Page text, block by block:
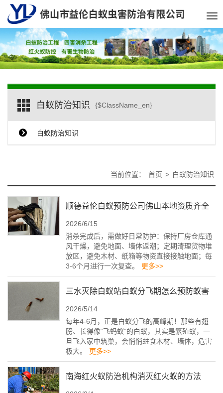
白蚁防治知识 {$ClassName_en}
白蚁防治知识
当前位置： 首页 > 白蚁防治知识
顺德益伦白蚁预防公司佛山本地资质齐全
的灭白蚁公司
2026/6/15
消杀完成后，需做好日常防护：保持厂房仓库通
风干燥，避免地面、墙体返潮；定期清理货物堆
放区，避免木材、纸箱等物资直接接触地面；每
3-6个月进行一次复查。
更多>>
三水灭除白蚁站白蚁分飞期怎么预防蚁害
2026/5/14
每年4-6月，正是白蚁分飞的高峰期！那些有翅
膀、长得像“飞蚂蚁”的白蚁，其实是繁殖蚁，一
旦飞入家中筑巢，会悄悄蛀食木材、墙体，危害
极大。
更多>>
南海红火蚁防治机构消灭红火蚁的方法